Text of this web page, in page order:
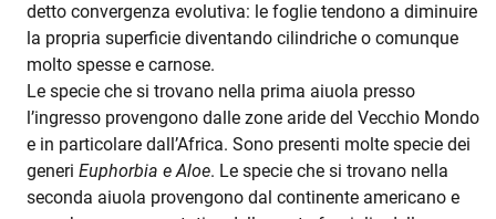
detto convergenza evolutiva: le foglie tendono a diminuire
la propria superficie diventando cilindriche o comunque
molto spesse e carnose.
Le specie che si trovano nella prima aiuola presso
l’ingresso provengono dalle zone aride del Vecchio Mondo
e in particolare dall’Africa. Sono presenti molte specie dei
generi Euphorbia e Aloe. Le specie che si trovano nella
seconda aiuola provengono dal continente americano e